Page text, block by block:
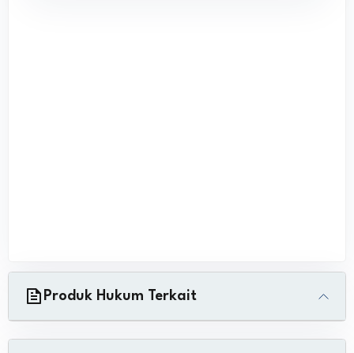
Produk Hukum Terkait